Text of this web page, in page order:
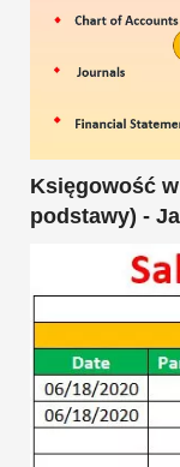
Księgowość
podstawy) -